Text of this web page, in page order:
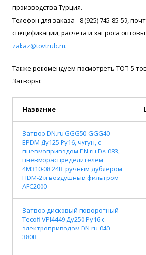
производства Турция.
Телефон для заказа - 8 (925) 745-85-59,
спецификации, расчета и запроса
zakaz@tovtrub.ru.
Также рекомендуем посмотреть ТОП-5
Затворы:
Название
Затвор DN.ru GGG50-GGG40-
EPDM Ду125 Ру16, чугун, с
пневмоприводом DN.ru DA-083,
пневмораспределителем
4M310-08 24В, ручным дублером
HDM-2 и воздушным фильтром
AFC2000
Затвор дисковый поворотный
Tecofi VPI4449 Ду250 Ру16 с
электроприводом DN.ru-040
380В